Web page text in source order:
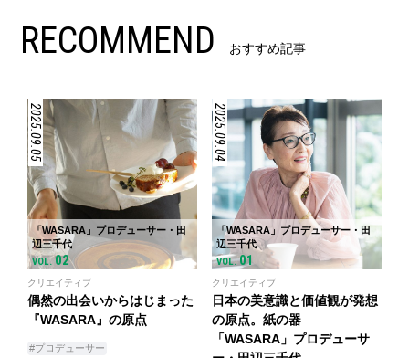
RECOMMEND おすすめ記事
2025.09.05
「WASARA」プロデューサー・田
辺三千代
VOL.02
クリエイティブ
偶然の出会いからはじまった
『WASARA』の原点
#プロデューサー
2025.09.04
「WASARA」プロデューサー・田
辺三千代
VOL.01
クリエイティブ
日本の美意識と価値観が発想
の原点。紙の器
「WASARA」プロデューサ